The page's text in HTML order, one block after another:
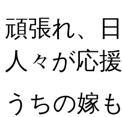
頑張れ、
人々が応
うちの嫁